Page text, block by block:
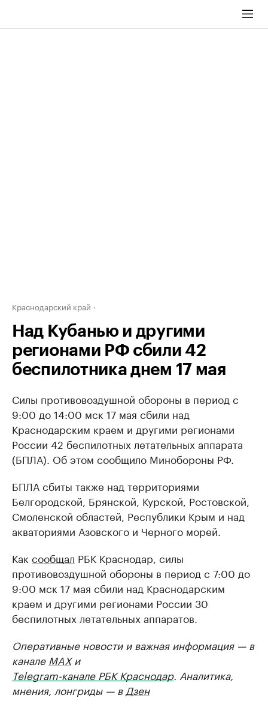
Краснодарский край
Над Кубанью и другими
регионами РФ сбили 42
беспилотника днем 17 мая
Силы противовоздушной обороны в период с
9:00 до 14:00 мск 17 мая сбили над
Краснодарским краем и другими регионами
России 42 беспилотных летательных аппарата
(БПЛА). Об этом сообщило Минобороны РФ.
БПЛА сбиты также над территориями
Белгородской, Брянской, Курской, Ростовской,
Смоленской областей, Республики Крым и над
акваториями Азовского и Черного морей.
Как сообщал РБК Краснодар, силы
противовоздушной обороны в период с 7:00 до
9:00 мск 17 мая сбили над Краснодарским
краем и другими регионами России 30
беспилотных летательных аппаратов.
Оперативные новости и важная информация — в
канале MAXи
Telegram-канале РБК Краснодар. Аналитика,
мнения, лонгриды — в Дзен